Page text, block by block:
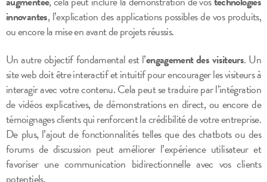
innovantes, l’explication des applications possibles de vos produits,
ou encore la mise en avant de projets réussis.
Un autre objectif fondamental est l’engagement des visiteurs. Un
site web doit être interactif et intuitif pour encourager les visiteurs à
interagir avec votre contenu. Cela peut se traduire par l’intégration
de vidéos explicatives, de démonstrations en direct, ou encore de
témoignages clients qui renforcent la crédibilité de votre entreprise.
De plus, l’ajout de fonctionnalités telles que des chatbots ou des
forums de discussion peut améliorer l’expérience utilisateur et
favoriser une communication bidirectionnelle avec vos clients
potentiels.